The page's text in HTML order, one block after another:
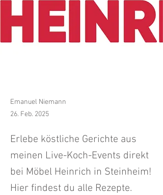
Emanuel Niemann
26. Feb. 2025
Erlebe köstliche Gerichte aus
meinen Live-Koch-Events direkt
bei Möbel Heinrich in Steinheim!
Hier findest du alle Rezepte.